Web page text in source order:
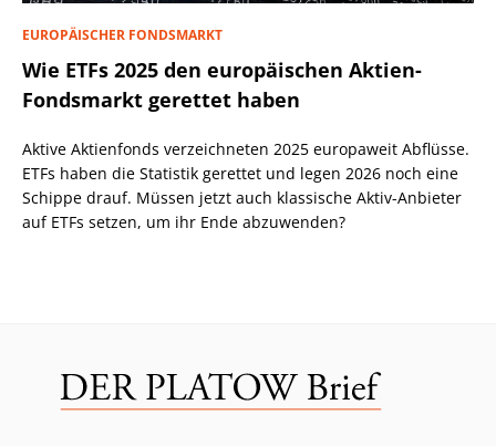
EUROPÄISCHER FONDSMARKT
Wie ETFs 2025 den europäischen Aktien-
Fondsmarkt gerettet haben
Aktive Aktienfonds verzeichneten 2025 europaweit Abflüsse.
ETFs haben die Statistik gerettet und legen 2026 noch eine
Schippe drauf. Müssen jetzt auch klassische Aktiv-Anbieter
auf ETFs setzen, um ihr Ende abzuwenden?